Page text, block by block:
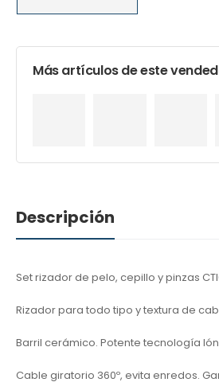
Más artículos de este
Descripción
Set rizador de pelo, cepillo y pinzas
Rizador para todo tipo y textura de
Barril cerámico. Potente tecnología
Cable giratorio 360º, evita enredos.